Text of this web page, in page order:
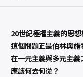
20世紀極權主義的思想
這個問題正是伯林與施
在一元主義與多元主
應該何去何從？